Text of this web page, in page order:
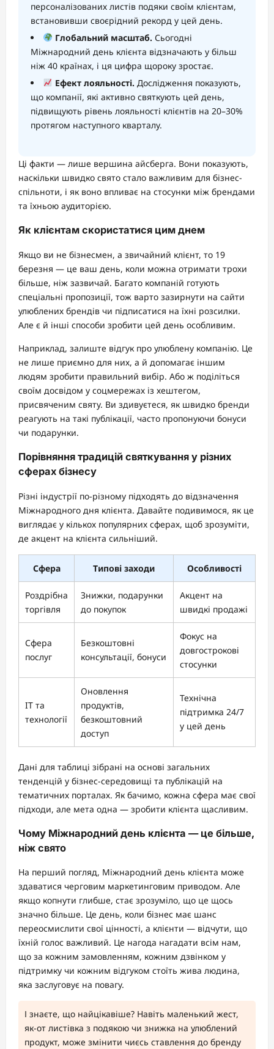
персоналізованих листів подяки своїм клієнтам,
встановивши своєрідний рекорд у цей день.
Глобальний масштаб. Сьогодні
Міжнародний день клієнта відзначають у більш
ніж 40 країнах, і ця цифра щороку зростає.
Ефект лояльності. Дослідження показують,
що компанії, які активно святкують цей день,
підвищують рівень лояльності клієнтів на 20–30%
протягом наступного кварталу.
Ці факти — лише вершина айсберга. Вони показують,
наскільки швидко свято стало важливим для бізнес-
спільноти, і як воно впливає на стосунки між брендами
та їхньою аудиторією.
Як клієнтам скористатися цим днем
Якщо ви не бізнесмен, а звичайний клієнт, то 19
березня — це ваш день, коли можна отримати трохи
більше, ніж зазвичай. Багато компаній готують
спеціальні пропозиції, тож варто зазирнути на сайти
улюблених брендів чи підписатися на їхні розсилки.
Але є й інші способи зробити цей день особливим.
Наприклад, залиште відгук про улюблену компанію. Це
не лише приємно для них, а й допомагає іншим
людям зробити правильний вибір. Або ж поділіться
своїм досвідом у соцмережах із хештегом,
присвяченим святу. Ви здивуєтеся, як швидко бренди
реагують на такі публікації, часто пропонуючи бонуси
чи подарунки.
Порівняння традицій святкування у різних
сферах бізнесу
Різні індустрії по-різному підходять до відзначення
Міжнародного дня клієнта. Давайте подивимося, як це
виглядає у кількох популярних сферах, щоб зрозуміти,
де акцент на клієнта сильніший.
Сфера Типові заходи Особливості
Роздрібна
торгівля
Знижки, подарунки
до покупок
Акцент на
швидкі продажі
Сфера
послуг
Безкоштовні
консультації, бонуси
Фокус на
довгострокові
стосунки
IT та
технології
Оновлення
продуктів,
безкоштовний
доступ
Технічна
підтримка 24/7
у цей день
Дані для таблиці зібрані на основі загальних
тенденцій у бізнес-середовищі та публікацій на
тематичних порталах. Як бачимо, кожна сфера має свої
підходи, але мета одна — зробити клієнта щасливим.
Чому Міжнародний день клієнта — це більше,
ніж свято
На перший погляд, Міжнародний день клієнта може
здаватися черговим маркетинговим приводом. Але
якщо копнути глибше, стає зрозуміло, що це щось
значно більше. Це день, коли бізнес має шанс
переосмислити свої цінності, а клієнти — відчути, що
їхній голос важливий. Це нагода нагадати всім нам,
що за кожним замовленням, кожним дзвінком у
підтримку чи кожним відгуком стоїть жива людина,
яка заслуговує на повагу.
І знаєте, що найцікавіше? Навіть маленький жест,
як-от листівка з подякою чи знижка на улюблений
продукт, може змінити чиєсь ставлення до бренду